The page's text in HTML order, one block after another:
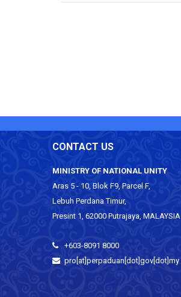
CONTACT US
MINISTRY OF NATIONAL UNITY
Aras 5 - 10, Blok F9, Parcel F,
Lebuh Perdana Timur,
Presint 1, 62000 Putrajaya, MALAYSIA
+603-8091 8000
pro[at]perpaduan[dot]gov[dot]my